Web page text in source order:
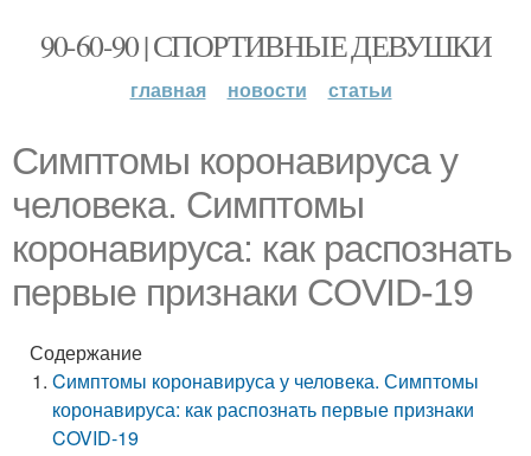
90-60-90 | СПОРТИВНЫЕ ДЕВУШКИ
главная новости статьи
Cимптомы коронавируса у
человека. Симптомы
коронавируса: как распознать
первые признаки COVID-19
Содержание
Cимптомы коронавируса у человека. Симптомы
коронавируса: как распознать первые признаки
COVID-19